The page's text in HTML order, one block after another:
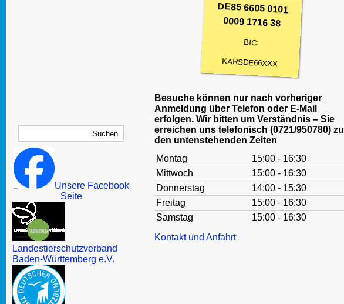
Unsere Facebook
Seite
Landestierschutzverband
Baden-Württemberg e.V.
DE85 6605 0101
0009 1716 38
BIC:
KARSDE66XXX
Besuche können nur nach vorheriger
Anmeldung über Telefon oder E-Mail
erfolgen. Wir bitten um Verständnis – Sie
erreichen uns telefonisch (0721/950780) zu
den untenstehenden Zeiten
Montag
15:00 - 16:30
Mittwoch
15:00 - 16:30
Donnerstag
14:00 - 15:30
Freitag
15:00 - 16:30
Samstag
15:00 - 16:30
Kontakt und Anfahrt